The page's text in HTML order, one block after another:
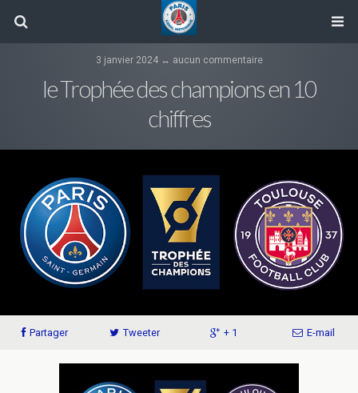
3 janvier 2024 ↔ aucun commentaire
le Trophée des champions en 10
chiffres
Partager Tweeter + 1 E-mail